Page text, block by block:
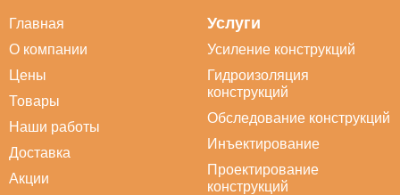
Главная
О компании
Цены
Товары
Наши работы
Доставка
Акции
Услуги
Усиление конструкций
Гидроизоляция
конструкций
Обследование конструкций
Инъектирование
Проектирование
конструкций